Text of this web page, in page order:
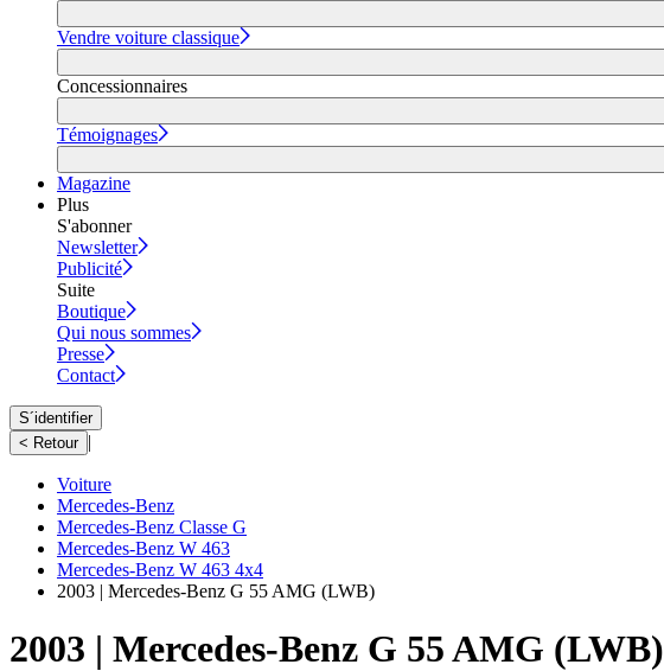
Vendre voiture classique
Concessionnaires
Témoignages
Magazine
Plus
S'abonner
Newsletter
Publicité
Suite
Boutique
Qui nous sommes
Presse
Contact
S´identifier
< Retour |
Voiture
Mercedes-Benz
Mercedes-Benz Classe G
Mercedes-Benz W 463
Mercedes-Benz W 463 4x4
2003 | Mercedes-Benz G 55 AMG (LWB)
2003 | Mercedes-Benz G 55 AMG (LWB)